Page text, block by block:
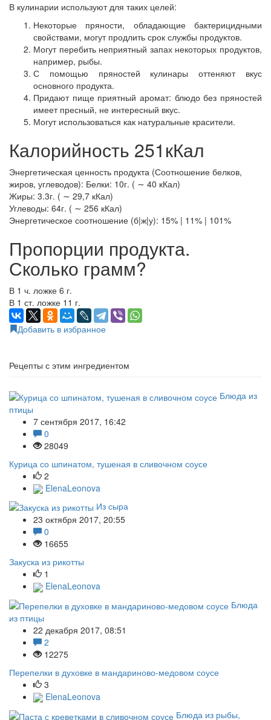
В кулинарии используют для таких целей:
Некоторые пряности, обладающие бактерицидными
свойствами, могут продлить срок службы продуктов.
Могут перебить неприятный запах некоторых продуктов,
например, рыбы.
С помощью пряностей кулинары оттеняют вкус
основного продукта.
Придают пище приятный аромат: блюдо без пряностей
имеет пресный, не интересный вкус.
Могут использоваться как натуральные красители.
Калорийность 251кКал
Энергетическая ценность продукта (Соотношение белков,
жиров, углеводов): Белки: 10г. ( ∼ 40 кКал)
Жиры: 3.3г. ( ∼ 29,7 кКал)
Углеводы: 64г. ( ∼ 256 кКал)
Энергетическое соотношение (б|ж|у): 15% | 11% | 101%
Пропорции продукта.
Сколько грамм?
В 1 ч. ложке 6 г.
В 1 ст. ложке 11 г.
Добавить в избранное
Рецепты с этим ингредиентом
Блюда из
птицы
7 сентября 2017, 16:42
0
28049
Курица со шпинатом, тушеная в сливочном соусе
2
ElenaLeonova
Из сыра
23 октября 2017, 20:55
0
16655
Закуска из рикотты
1
ElenaLeonova
Блюда
из птицы
22 декабря 2017, 08:51
2
12275
Перепелки в духовке в мандариново-медовом соусе
3
ElenaLeonova
Блюда из рыбы,